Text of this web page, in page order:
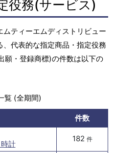
役務(サービス)
ティーエムディストリビュー
代表的な指定商品・指定役務
願・登録商標)の件数は以下の
覧 (全期間)
件数
計
182 件